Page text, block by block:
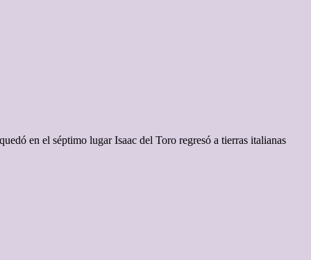
en el séptimo lugar Isaac del Toro regresó a tierras italianas